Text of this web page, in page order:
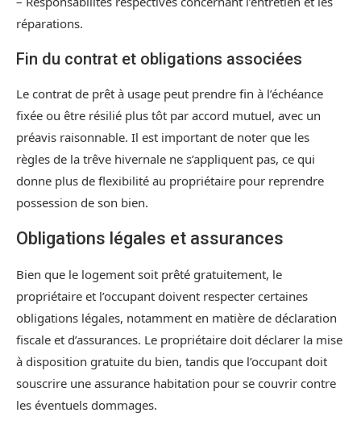
réparations.
Fin du contrat et obligations associées
Le contrat de prêt à usage peut prendre fin à l’échéance
fixée ou être résilié plus tôt par accord mutuel, avec un
préavis raisonnable. Il est important de noter que les
règles de la trêve hivernale ne s’appliquent pas, ce qui
donne plus de flexibilité au propriétaire pour reprendre
possession de son bien.
Obligations légales et assurances
Bien que le logement soit prêté gratuitement, le
propriétaire et l’occupant doivent respecter certaines
obligations légales, notamment en matière de déclaration
fiscale et d’assurances. Le propriétaire doit déclarer la mise
à disposition gratuite du bien, tandis que l’occupant doit
souscrire une assurance habitation pour se couvrir contre
les éventuels dommages.